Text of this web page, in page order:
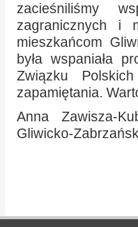
zacieśniliśmy
zagranicznych i
mieszkańcom
była wspaniała
Związku
zapamiętania.
Anna Zawisza-
Gliwicko-